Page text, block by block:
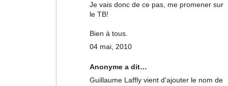
Je vais donc de ce pas, me promener sur
le TB!
Bien à tous.
04 mai, 2010
Anonyme a dit…
Guillaume Laffly vient d'ajouter le nom de